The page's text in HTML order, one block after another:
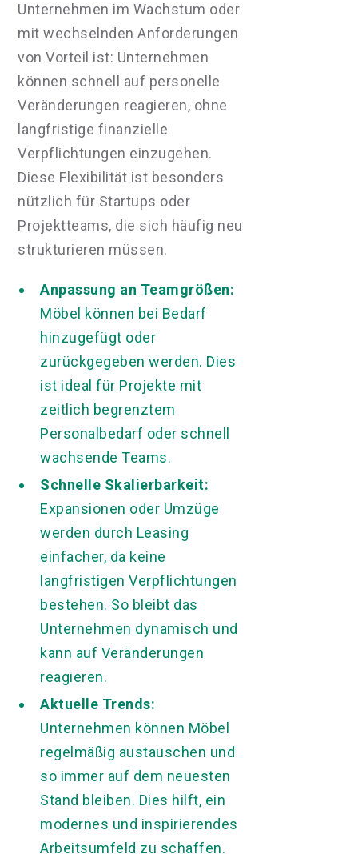
Unternehmen im Wachstum oder
mit wechselnden Anforderungen
von Vorteil ist: Unternehmen
können schnell auf personelle
Veränderungen reagieren, ohne
langfristige finanzielle
Verpflichtungen einzugehen.
Diese Flexibilität ist besonders
nützlich für Startups oder
Projektteams, die sich häufig neu
strukturieren müssen.
Anpassung an Teamgrößen:
Möbel können bei Bedarf
hinzugefügt oder
zurückgegeben werden. Dies
ist ideal für Projekte mit
zeitlich begrenztem
Personalbedarf oder schnell
wachsende Teams.
Schnelle Skalierbarkeit:
Expansionen oder Umzüge
werden durch Leasing
einfacher, da keine
langfristigen Verpflichtungen
bestehen. So bleibt das
Unternehmen dynamisch und
kann auf Veränderungen
reagieren.
Aktuelle Trends:
Unternehmen können Möbel
regelmäßig austauschen und
so immer auf dem neuesten
Stand bleiben. Dies hilft, ein
modernes und inspirierendes
Arbeitsumfeld zu schaffen.